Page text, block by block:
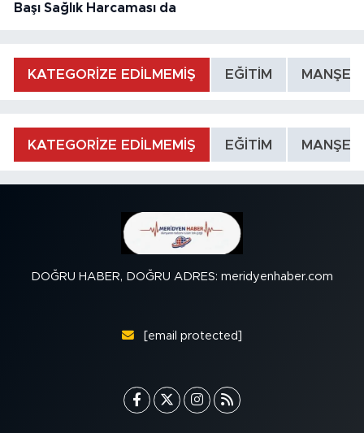
Başı Sağlık Harcaması da
KATEGORİZE EDİLMEMİŞ EĞİTİM MANŞET
KATEGORİZE EDİLMEMİŞ EĞİTİM MANŞET
DOĞRU HABER, DOĞRU ADRES: meridyenhaber.com
[email protected]